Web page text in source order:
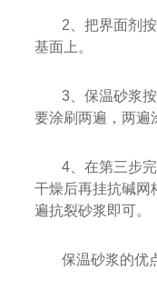
2、把界面
基面上。
3、保温砂浆按
要涂刷两遍，两
4、在第三步
干燥后再挂抗碱网
遍抗裂砂浆即可。
保温砂浆的优